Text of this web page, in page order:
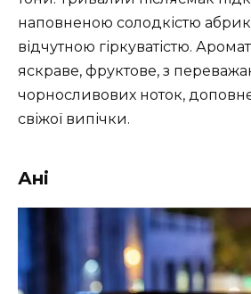
наповненою солодкістю
відчутною гіркуватістю.
яскраве, фруктове, з
чорносливових ноток,
свіжої випічки.
Ані